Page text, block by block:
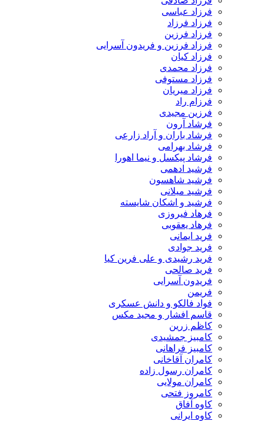
فرزاد عباسی
فرزاد فرزاد
فرزاد فرزین
فرزاد فرزین و فریدون آسرایی
فرزاد کیان
فرزاد محمدی
فرزاد مستوفی
فرزاد میریان
فرزام راد
فرزین مجیدی
فرشاد آرون
فرشاد باران و آراد زارعی
فرشاد بهرامی
فرشاد پیکسل و نیما اهورا
فرشید ادهمی
فرشید شاهسون
فرشید میلانی
فرشید و اشکان شایسته
فرهاد فیروزی
فرهاد یعقوبی
فرید ایمانی
فرید جوادی
فرید رشیدی و علی فرین کیا
فرید صالحی
فریدون آسرایی
فریمن
فواد فالکو و دانش عسکری
قاسم افشار و مجید مکس
کاظم زرین
کامبیز جمشیدی
کامبیز فراهانی
کامران آقاخانی
کامران رسول زاده
کامران مولایی
کامروز فتحی
کاوه آفاق
کاوه ایرانی